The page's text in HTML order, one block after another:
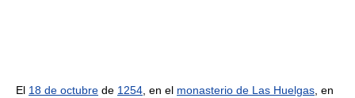
El 18 de octubre de 1254, en el monasterio de Las Huelgas, en